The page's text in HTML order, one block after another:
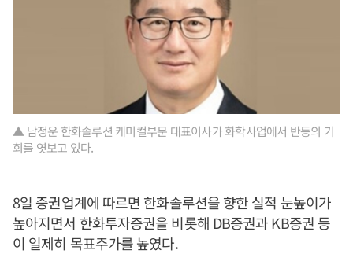
▲ 남정운 한화솔루션 케미컬부문 대표이사가 화학사업에서 반등의 기
회를 엿보고 있다.
8일 증권업계에 따르면 한화솔루션을 향한 실적 눈높이가
높아지면서 한화투자증권을 비롯해 DB증권과 KB증권 등
이 일제히 목표주가를 높였다.